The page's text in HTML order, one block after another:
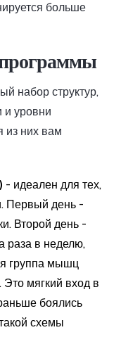
больше
набор структур,
и уровни
из них вам
- идеален для тех,
Первый день -
Второй день -
раза в неделю,
группа мышц
Это мягкий вход в
боялись
схемы